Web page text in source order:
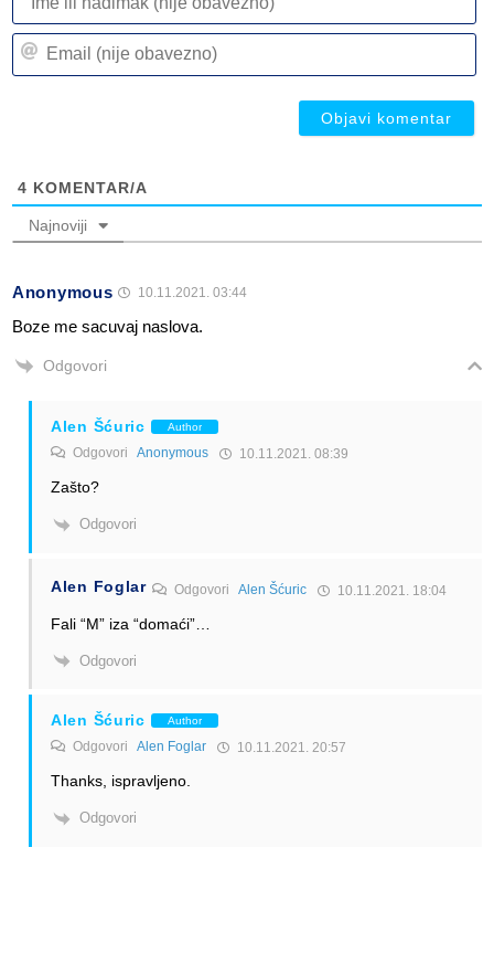
4 KOMENTAR/A
Najnoviji
Anonymous 10.11.2021. 03:44
Boze me sacuvaj naslova.
Odgovori
Alen Šćuric Author
Odgovori Anonymous 10.11.2021. 08:39
Zašto?
Odgovori
Alen Foglar Odgovori Alen Šćuric 10.11.2021. 18:04
Fali “M” iza “domaći”…
Odgovori
Alen Šćuric Author
Odgovori Alen Foglar 10.11.2021. 20:57
Thanks, ispravljeno.
Odgovori